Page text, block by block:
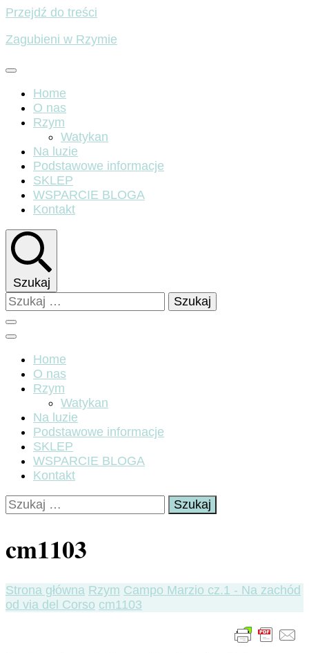
Przejdź do treści
Zagubieni w Rzymie
Home
O nas
Rzym
Watykan
Na luzie
Podstawowe informacje
SKLEP
WSPARCIE BLOGA
Kontakt
Szukaj
Szukaj:
Home
O nas
Rzym
Watykan
Na luzie
Podstawowe informacje
SKLEP
WSPARCIE BLOGA
Kontakt
Szukaj:
cm1103
Strona główna Rzym Campo Marzio cz.1 - Na zachód
od via del Corso cm1103